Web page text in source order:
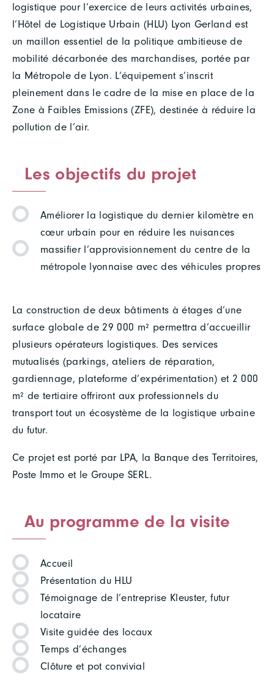
logistique pour l’exercice de leurs activités urbaines,
l’Hôtel de Logistique Urbain (HLU) Lyon Gerland est
un maillon essentiel de la politique ambitieuse de
mobilité décarbonée des marchandises, portée par
la Métropole de Lyon. L’équipement s’inscrit
pleinement dans le cadre de la mise en place de la
Zone à Faibles Emissions (ZFE), destinée à réduire la
pollution de l’air.
Les objectifs du projet
Améliorer la logistique du dernier kilomètre en
cœur urbain pour en réduire les nuisances
massifier l’approvisionnement du centre de la
métropole lyonnaise avec des véhicules propres
La construction de deux bâtiments à étages d’une
surface globale de 29 000 m² permettra d’accueillir
plusieurs opérateurs logistiques. Des services
mutualisés (parkings, ateliers de réparation,
gardiennage, plateforme d’expérimentation) et 2 000
m² de tertiaire offriront aux professionnels du
transport tout un écosystème de la logistique urbaine
du futur.
Ce projet est porté par LPA, la Banque des Territoires,
Poste Immo et le Groupe SERL.
Au programme de la visite
Accueil
Présentation du HLU
Témoignage de l’entreprise Kleuster, futur
locataire
Visite guidée des locaux
Temps d’échanges
Clôture et pot convivial